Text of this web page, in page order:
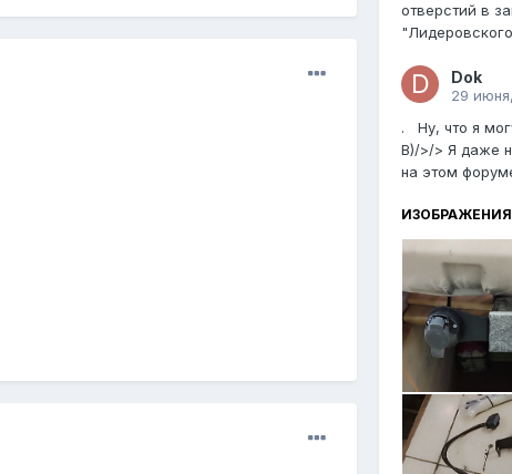
отверстий в
Dok
29
. Ну, что я
B)/>/> Я даже
на этом